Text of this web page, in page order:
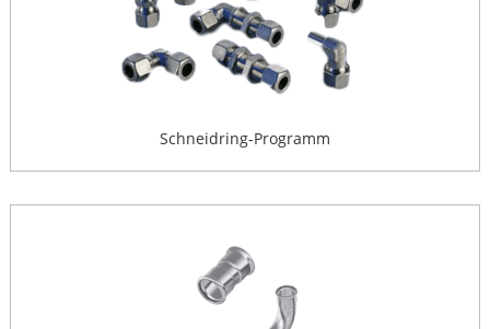
Schneidring-Programm